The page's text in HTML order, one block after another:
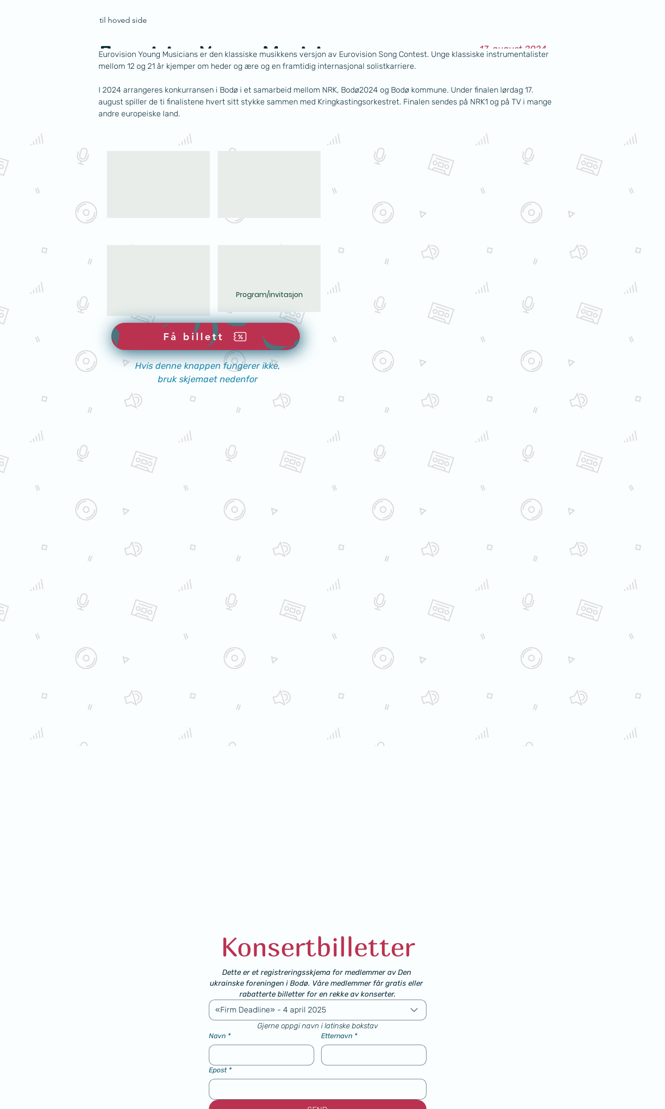
til hoved side
Eurovision Young Musicians
17. august 2024
19:00
Eurovision for unge klassiske talenter Stormen Kulturhus, Store sal
Eurovision Young Musicians er den klassiske musikkens versjon av Eurovision Song Contest. Unge klassiske instrumentalister
mellom 12 og 21 år kjemper om heder og ære og en framtidig internasjonal solistkarriere.
I 2024 arrangeres konkurransen i Bodø i et samarbeid mellom NRK, Bodø2024 og Bodø kommune. Under finalen lørdag 17.
august spiller de ti finalistene hvert sitt stykke sammen med Kringkastingsorkestret. Finalen sendes på NRK1 og på TV i mange
andre europeiske land.
Program/invitasjon
Få billett
Hvis denne knappen fungerer ikke,
bruk skjemaet nedenfor
Konsertbilletter
Dette er et registreringsskjema for medlemmer av Den
ukrainske foreningen i Bodø. Våre medlemmer får gratis eller
rabatterte billetter for en rekke av konserter.
«Firm Deadline» - 4 april 2025
Gjerne oppgi navn i latinske bokstav
Navn * Etternavn *
Epost *